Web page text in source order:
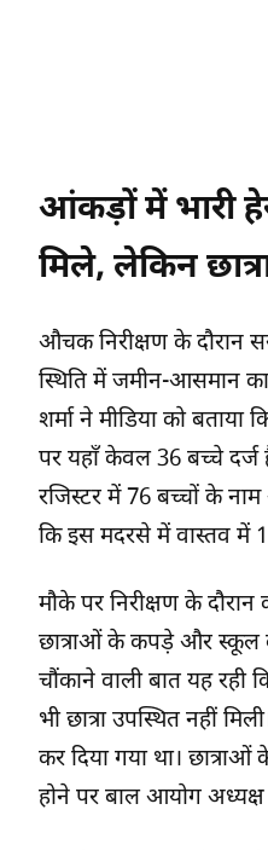
आंकड़ों में भारी
मिले, लेकिन
औचक निरीक्षण के दौरान
स्थिति में जमीन-आसमान
शर्मा ने मीडिया को बताया
पर यहाँ केवल 36 बच्चे
रजिस्टर में 76 बच्चों के
कि इस मदरसे में वास्तव में
मौके पर निरीक्षण के
छात्राओं के कपड़े और
चौंकाने वाली बात यह
भी छात्रा उपस्थित नहीं
कर दिया गया था।
होने पर बाल आयोग अध्यक्ष